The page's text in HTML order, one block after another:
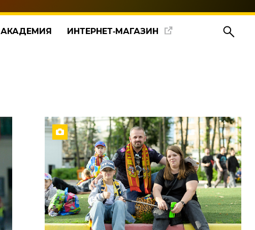
АКАДЕМИЯ ИНТЕРНЕТ‑МАГАЗИН